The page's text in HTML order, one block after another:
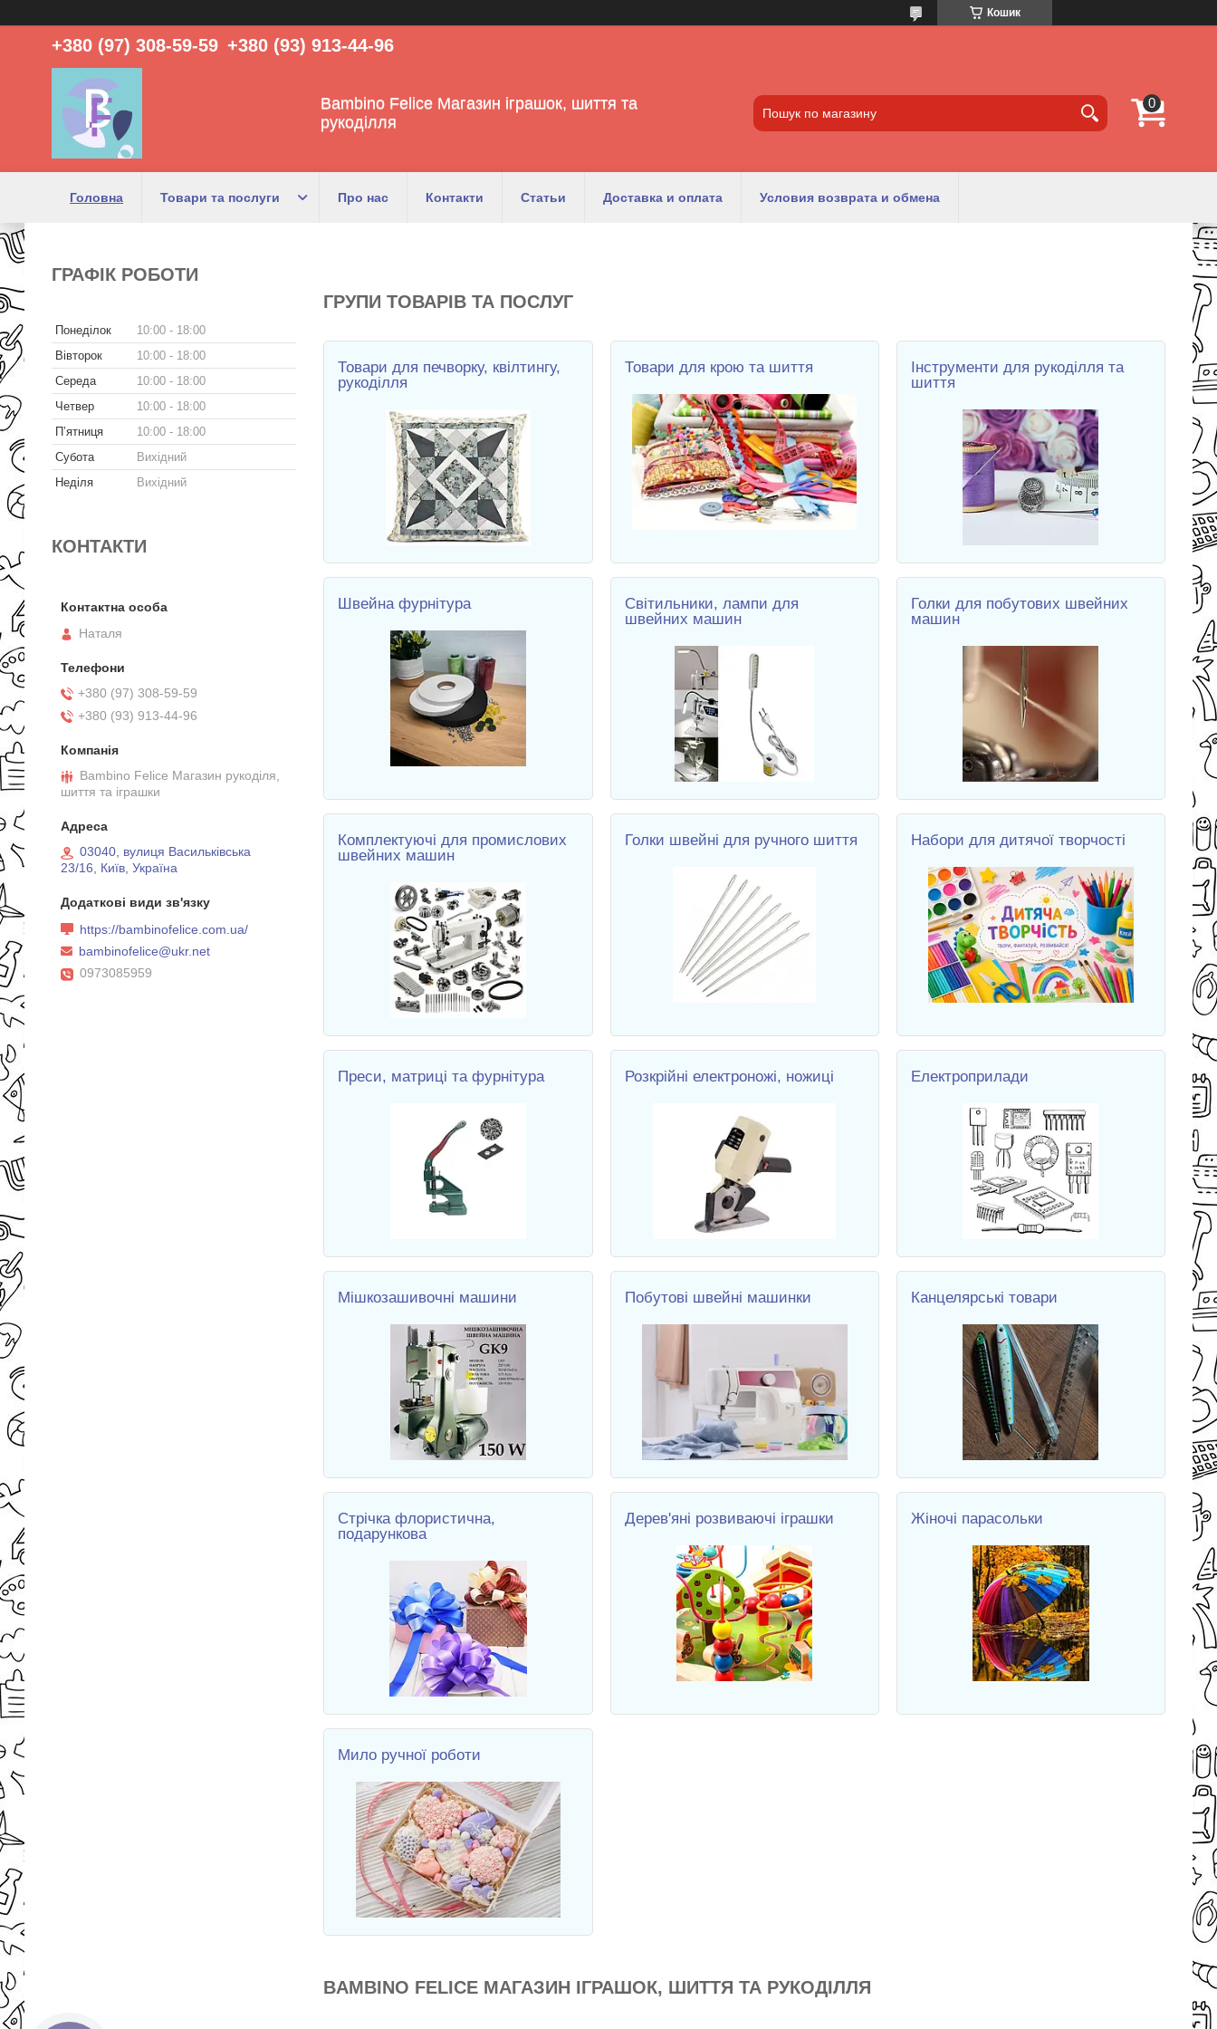
Кошик
+380 (97) 308-59-59 +380 (93) 913-44-96
Bambino Felice Магазин іграшок, шиття та
рукоділля
Головна Товари та послуги Про нас Контакти Статьи Доставка и оплата Условия возврата и обмена
ГРУПИ ТОВАРІВ ТА ПОСЛУГ
Товари для печворку, квілтингу,
рукоділля
Товари для крою та шиття
Інструменти для рукоділля та
шиття
Швейна фурнітура
Світильники, лампи для
швейних машин
Голки для побутових швейних
машин
Комплектуючі для промислових
швейних машин
Голки швейні для ручного шиття Набори для дитячої творчості
Преси, матриці та фурнітура Розкрійні електроножі, ножиці Електроприлади
Мішкозашивочні машини Побутові швейні машинки Канцелярські товари
Стрічка флористична,
подарункова
Дерев'яні розвиваючі іграшки Жіночі парасольки
Мило ручної роботи
BAMBINO FELICE МАГАЗИН ІГРАШОК, ШИТТЯ ТА РУКОДІЛЛЯ
ГРАФІК РОБОТИ
Понеділок 10:00
18:00
Вівторок
10:00
18:00
Середа
10:00
18:00
Четвер
10:00
18:00
Пʼятниця
10:00
18:00
Субота
Вихідний
Неділя
Вихідний
КОНТАКТИ
Наталя
+380 (97) 308-59-59
+380 (93) 913-44-96
Bambino Felice Магазин рукоділя,
шиття та іграшки
03040, вулиця Васильківська
23/16, Київ, Україна
https://bambinofelice.com.ua/
bambinofelice@ukr.net
0973085959